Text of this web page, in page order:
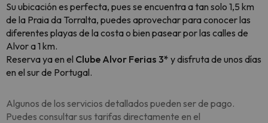
Su ubicación es perfecta, pues se encuentra a tan solo 1,5 km
de la Praia da Torralta, puedes aprovechar para conocer las
diferentes playas de la costa o bien pasear por las calles de
Alvor a 1 km.
Reserva ya en el Clube Alvor Ferias 3* y disfruta de unos días
en el sur de Portugal.
Algunos de los servicios detallados pueden ser de pago.
Puedes consultar sus tarifas directamente en el